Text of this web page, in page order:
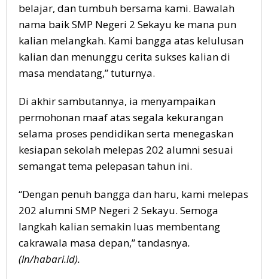
belajar, dan tumbuh bersama kami. Bawalah
nama baik SMP Negeri 2 Sekayu ke mana pun
kalian melangkah. Kami bangga atas kelulusan
kalian dan menunggu cerita sukses kalian di
masa mendatang,” tuturnya.
Di akhir sambutannya, ia menyampaikan
permohonan maaf atas segala kekurangan
selama proses pendidikan serta menegaskan
kesiapan sekolah melepas 202 alumni sesuai
semangat tema pelepasan tahun ini.
“Dengan penuh bangga dan haru, kami melepas
202 alumni SMP Negeri 2 Sekayu. Semoga
langkah kalian semakin luas membentang
cakrawala masa depan,” tandasnya.
(ln/habari.id).